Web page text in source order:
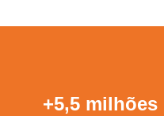
+5,5